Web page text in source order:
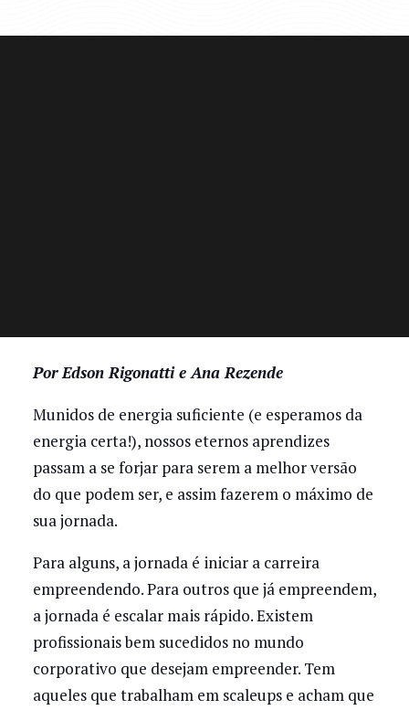
Por Edson Rigonatti e Ana Rezende
Munidos de energia suficiente (e esperamos da
energia certa!), nossos eternos aprendizes
passam a se forjar para serem a melhor versão
do que podem ser, e assim fazerem o máximo de
sua jornada.
Para alguns, a jornada é iniciar a carreira
empreendendo. Para outros que já empreendem,
a jornada é escalar mais rápido. Existem
profissionais bem sucedidos no mundo
corporativo que desejam empreender. Tem
aqueles que trabalham em scaleups e acham que